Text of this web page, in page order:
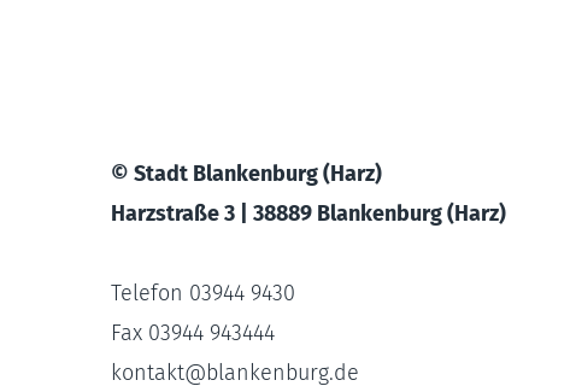
© Stadt Blankenburg (Harz)
Harzstraße 3 | 38889 Blankenburg (Harz)
Telefon 03944 9430
Fax 03944 943444
kontakt@blankenburg.de